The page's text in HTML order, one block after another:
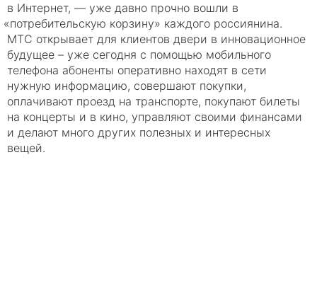
в Интернет, — уже давно прочно вошли в
«потребительскую корзину» каждого россиянина.
МТС открывает для клиентов двери в инновационное
будущее – уже сегодня с помощью мобильного
телефона абоненты оперативно находят в сети
нужную информацию, совершают покупки,
оплачивают проезд на транспорте, покупают билеты
на концерты и в кино, управляют своими финансами
и делают много других полезных и интересных
вещей.